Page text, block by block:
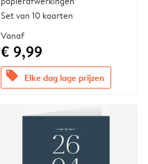
Set van 10 kaarten
Vanaf
€ 9,99
offers Elke dag lage prijzen